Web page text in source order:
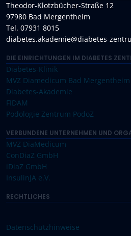
Theodor-Klotzbücher-Straße 12
97980 Bad Mergentheim
Tel. 07931 8015
diabetes.akademie@diabetes-
DIE EINRICHTUNGEN IM DIABETES
Diabetes-Klinik
MVZ Diamedicum Bad Mergentheim
Diabetes-Akademie
FIDAM
Podologie Zentrum PodoZ
VERBUNDENE UNTERNEHMEN UND
MVZ DiaMedicum
ConDiaZ GmbH
iDiaZ GmbH
InsulinJA e.V.
RECHTLICHES
Datenschutzhinweise